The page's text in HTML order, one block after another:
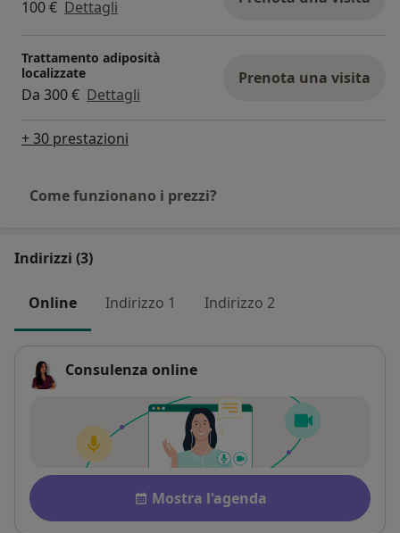
100 € Dettagli
Trattamento adiposità
localizzate
Da 300 € Dettagli
Prenota una visita
+ 30 prestazioni
Come funzionano i prezzi?
Indirizzi (3)
Online Indirizzo 1 Indirizzo 2
Consulenza online
Disponibilità
Mostra l'agenda